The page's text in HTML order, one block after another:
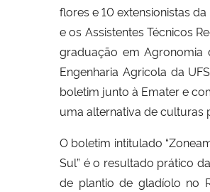
flores e 10 extensionistas
e os Assistentes Técnicos
graduação em Agronomia
Engenharia Agricola da
boletim junto à Emater e
uma alternativa de culturas
O boletim intitulado
Sul” é o resultado prático
de plantio de gladíolo no